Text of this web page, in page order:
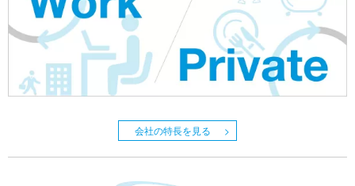
会社の特長を見る